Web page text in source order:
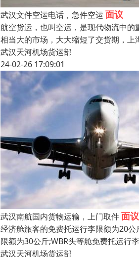
武汉文件空运电话，急件空运 面议
航空货运，也叫空运，是现代物流中
相当大的市场，大大缩短了交货期，
武汉天河机场货运部
24-02-26 17:09:01
武汉南航国内货物运输，上门取件面议
经济舱旅客的免费托运行李限额为20
限额为30公斤;WBR头等舱免费托运行
武汉天河机场货运部